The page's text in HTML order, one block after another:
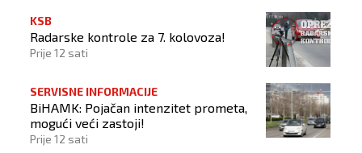
KSB
Radarske kontrole za 7. kolovoza!
Prije 12 sati
SERVISNE INFORMACIJE
BiHAMK: Pojačan intenzitet prometa,
mogući veći zastoji!
Prije 12 sati